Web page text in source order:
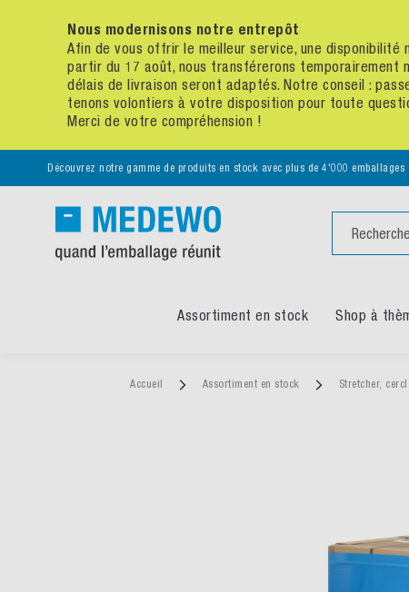
Nous modernisons notre entrepôt
Afin de vous offrir le meilleur service, une disponibilité
partir du 17 août, nous transférerons temporairement
délais de livraison seront adaptés. Notre conseil :
tenons volontiers à votre disposition pour toute
Merci de votre compréhension !
Découvrez notre gamme de produits en stock avec plus de 4'000 emballages
Assortiment en stock Shop à
Accueil Assortiment en stock Stretcher,